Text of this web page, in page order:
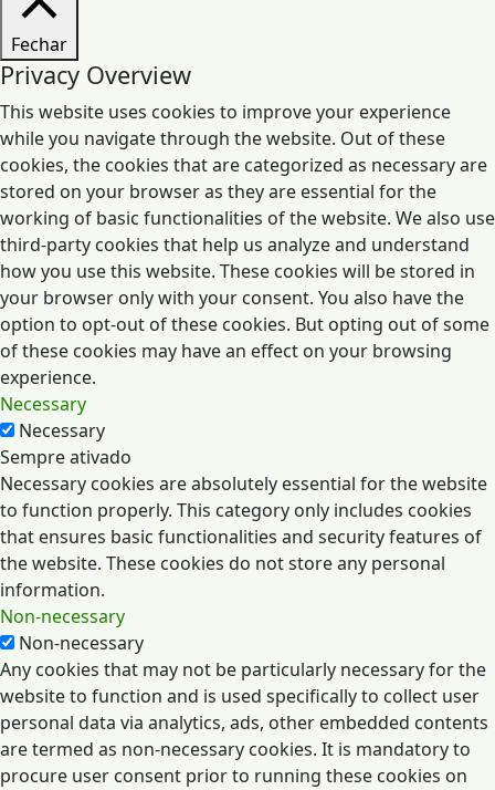
Fechar
Privacy Overview
This website uses cookies to improve your experience
while you navigate through the website. Out of these
cookies, the cookies that are categorized as necessary are
stored on your browser as they are essential for the
working of basic functionalities of the website. We also use
third-party cookies that help us analyze and understand
how you use this website. These cookies will be stored in
your browser only with your consent. You also have the
option to opt-out of these cookies. But opting out of some
of these cookies may have an effect on your browsing
experience.
Necessary
Necessary
Sempre ativado
Necessary cookies are absolutely essential for the website
to function properly. This category only includes cookies
that ensures basic functionalities and security features of
the website. These cookies do not store any personal
information.
Non-necessary
Non-necessary
Any cookies that may not be particularly necessary for the
website to function and is used specifically to collect user
personal data via analytics, ads, other embedded contents
are termed as non-necessary cookies. It is mandatory to
procure user consent prior to running these cookies on